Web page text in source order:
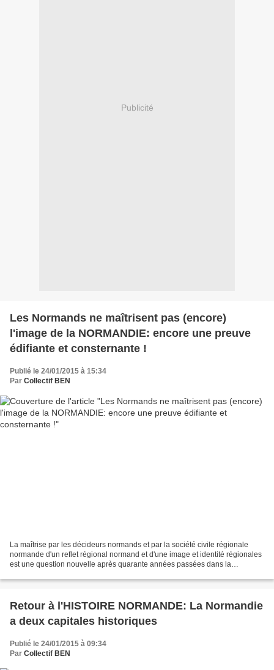
Publicité
Les Normands ne maîtrisent pas (encore)
l'image de la NORMANDIE: encore une preuve
édifiante et consternante !
Publié le 24/01/2015 à 15:34
Par Collectif BEN
La maîtrise par les décideurs normands et par la société civile régionale
normande d'un reflet régional normand et d'une image et identité régionales
est une question nouvelle après quarante années passées dans la
Retour à l'HISTOIRE NORMANDE: La Normandie
a deux capitales historiques
Publié le 24/01/2015 à 09:34
Par Collectif BEN